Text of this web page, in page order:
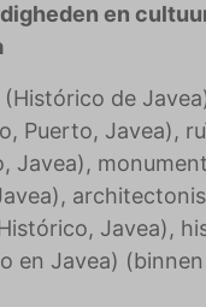
en
(Histórico de
Puerto, Javea),
Javea),
Javea),
en Javea)